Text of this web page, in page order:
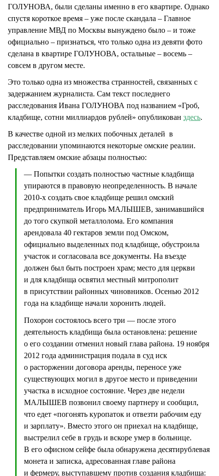
ГОЛУНОВА, были сделаны именно в его квартире. Однако
спустя короткое время – уже после скандала – Главное
управление МВД по Москвы вынуждено было – и тоже
официально – признаться, что только одна из девяти фото
сделана в квартире ГОЛУНОВА, остальные – восемь –
совсем в другом месте.
Это только одна из множества странностей, связанных с
задержанием журналиста. Сам текст последнего
расследования Ивана ГОЛУНОВА под названием «Гроб,
кладбище, сотни миллиардов рублей» опубликован здесь.
В качестве одной из мелких побочных деталей в
расследовании упоминаются некоторые омские реалии.
Представляем омские абзацы полностью:
— Попытки создать полностью частные кладбища
упираются в правовую неопределенность. В начале
2010-х создать свое кладбище решил омский
предприниматель Игорь МАЛЫШЕВ, занимавшийся
до того скупкой металлолома. Его компания
арендовала 40 гектаров земли под Омском,
официально выделенных под кладбище, обустроила
участок и согласовала все документы. На въезде
должен был быть построен храм; место для церкви
и для кладбища освятил местный митрополит
в присутствии районных чиновников. Осенью 2012
года на кладбище начали хоронить людей.
Похорон состоялось всего три — после этого
деятельность кладбища была остановлена: решение
о его создании отменил новый глава района. 19 ноября
2012 года администрация подала в суд иск
о расторжении договора аренды, переносе уже
существующих могил в другое место и приведении
участка в исходное состояние. Через две недели
МАЛЫШЕВ позвонил своему партнеру и сообщил,
что едет «погонять куропаток и отвезти рабочим еду
и зарплату». Вместо этого он приехал на кладбище,
выстрелил себе в грудь и вскоре умер в больнице.
В его офисном сейфе была обнаружена десятирублевая
монета и записка, адресованная главе района
и фермеру, выступавшему против создания кладбища: